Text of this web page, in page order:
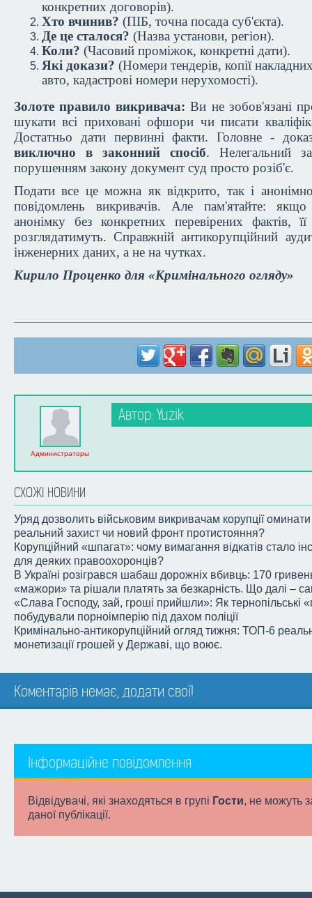
конкретних договорів).
Хто вчинив? (ПІБ, точна посада суб'єкта).
Де це сталося? (Назва установи, регіон).
Коли? (Часовий проміжок, конкретні дати).
Які докази? (Номери тендерів, копії
авто, кадастрові номери нерухомості).
Золоте правило викривача: Ви не зобов'язані
шукати всі приховані офшори чи писати
Достатньо дати первинні факти. Головне -
виключно в законний спосіб. Нелегальний
порушенням закону документ суд просто розіб'є.
Подати все це можна як відкрито, так і
повідомлень викривачів. Але пам'ятайте:
анонімку без конкретних перевірених фактів,
розглядатимуть. Справжній антикорупційний
інженерних даних, а не на чутках.
Кирило Проценко для «Кримінального огляду»
Администраторы
Автор: Yuzik
СХОЖІ НОВИНИ
Уряд дозволить військовим викривачам корупції
реальний захист чи новий фронт протистояння?
Корупційний «шпагат»: чому вимагання відкатів стало
для деяких правоохоронців?
В Україні розігрався шабаш дорожніх вбивць: 170
«мажори» та рішали платять за безкарність. Що далі –
«Слава Господу, зай, гроші прийшли»: Як тернопільські
побудували порноімперію під дахом поліції
Кримінально-антикорупційний огляд тижня: ТОП-6
монетизації грошей у Державі, що воює.
Коментарів немає, додати свої!
Інформаційне повідомлення
Відвідувачі, які знаходяться в групі Гости, не можуть
даної публікації.